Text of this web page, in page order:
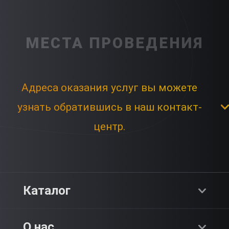
МЕСТА ПРОВЕДЕНИЯ
Адреса оказания услуг вы можете
узнать обратившись в наш контакт-
центр.
Каталог